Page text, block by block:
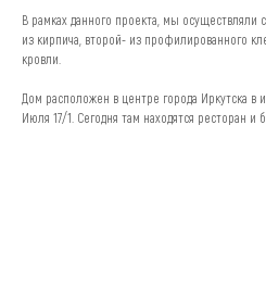
В рамках данного проекта, мы
из кирпича, второй- из профилированного
кровли.
Дом расположен в центре города Иркутска в
Июля 17/1. Сегодня там находятся ресторан и